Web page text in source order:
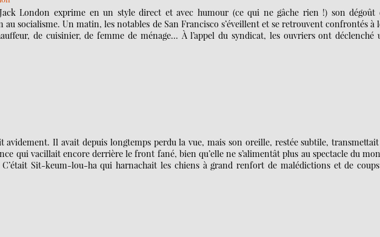
London exprime en un style direct et avec humour (ce qui ne gâche rien !) son dégoût
au socialisme. Un matin, les notables de San Francisco s’éveillent et se retrouvent confrontés à
de cuisinier, de femme de ménage… À l’appel du syndicat, les ouvriers ont déclenché
avidement. Il avait depuis longtemps perdu la vue, mais son oreille, restée subtile,
qui vacillait encore derrière le front fané, bien qu’elle ne s’alimentât plus au spectacle du
Sit-keum-lou-ha qui harnachait les chiens à grand renfort de malédictions et de